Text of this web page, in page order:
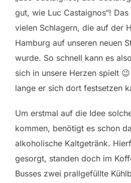
gut, wie Luc Castaignos“!
vielen Schlagern, die auf der
Hamburg auf unseren neuen
wurde. So schnell kann es
sich in unsere Herzen spielt
lange er sich dort festsetzen
Um erstmal auf die Idee
kommen, benötigt es schon
alkoholische Kaltgetränk.
gesorgt, standen doch im
Busses zwei prallgefüllte